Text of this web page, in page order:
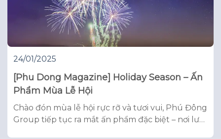
24/01/2025
[Phu Dong Magazine] Holiday Season – Ấn
Phẩm Mùa Lễ Hội
Chào đón mùa lễ hội rực rỡ và tươi vui, Phú Đông
Group tiếp tục ra mắt ấn phẩm đặc biệt – nơi lưu